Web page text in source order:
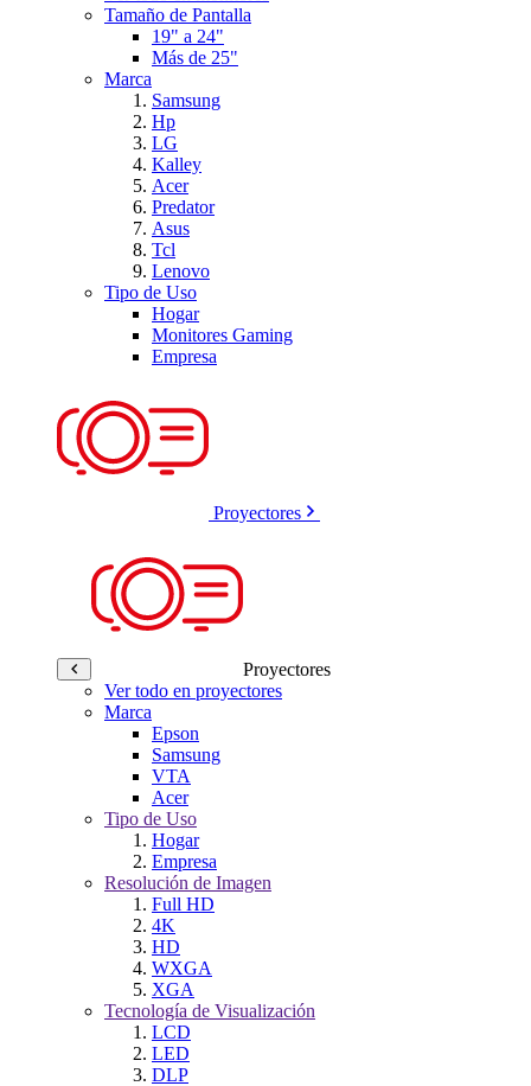
Tamaño de Pantalla
19" a 24"
Más de 25"
Marca
Samsung
Hp
LG
Kalley
Acer
Predator
Asus
Tcl
Lenovo
Tipo de Uso
Hogar
Monitores Gaming
Empresa
Proyectores
Proyectores
Ver todo en proyectores
Marca
Epson
Samsung
VTA
Acer
Tipo de Uso
Hogar
Empresa
Resolución de Imagen
Full HD
4K
HD
WXGA
XGA
Tecnología de Visualización
LCD
LED
DLP